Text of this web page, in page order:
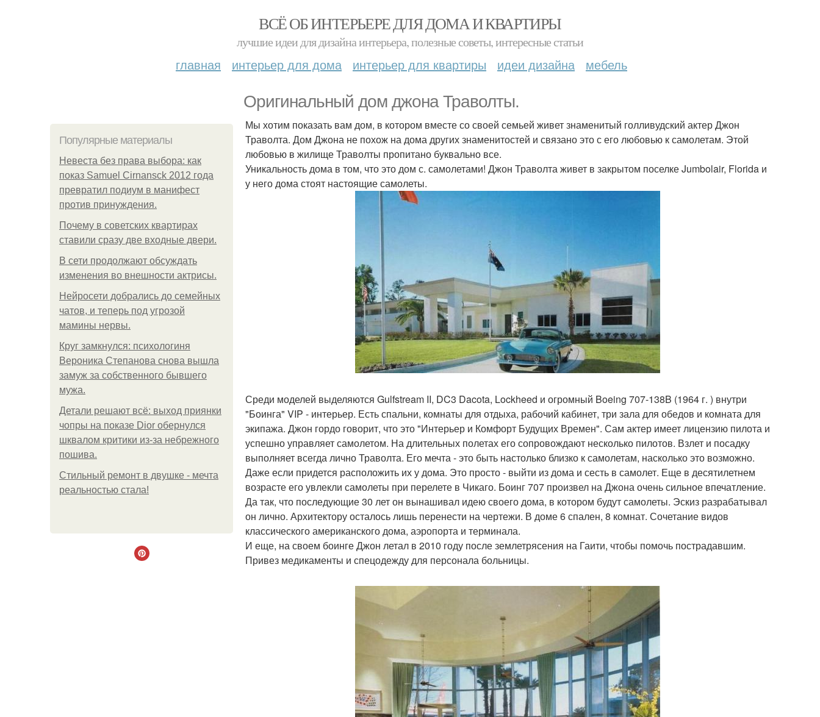
ВСЁ ОБ ИНТЕРЬЕРЕ ДЛЯ ДОМА И КВАРТИРЫ
лучшие идеи для дизайна интерьера, полезные советы, интересные статьи
главная интерьер для дома интерьер для квартиры идеи дизайна мебель
Оригинальный дом джона Траволты.
Популярные материалы
Невеста без права выбора: как
показ Samuel Cirnansck 2012 года
превратил подиум в манифест
против принуждения.
Почему в советских квартирах
ставили сразу две входные двери.
В сети продолжают обсуждать
изменения во внешности актрисы.
Нейросети добрались до семейных
чатов, и теперь под угрозой
мамины нервы.
Круг замкнулся: психологиня
Вероника Степанова снова вышла
замуж за собственного бывшего
мужа.
Детали решают всё: выход приянки
чопры на показе Dior обернулся
шквалом критики из-за небрежного
пошива.
Стильный ремонт в двушке - мечта
реальностью стала!
Мы хотим показать вам дом, в котором вместе со своей семьей живет знаменитый голливудский актер Джон
Траволта. Дом Джона не похож на дома других знаменитостей и связано это с его любовью к самолетам. Этой
любовью в жилище Траволты пропитано буквально все.
Уникальность дома в том, что это дом с. самолетами! Джон Траволта живет в закрытом поселке Jumbolair, Florida и
у него дома стоят настоящие самолеты.
Среди моделей выделяются Gulfstream II, DC3 Dacota, Lockheed и огромный Boeing 707-138B (1964 г. ) внутри
"Боинга" VIP - интерьер. Есть спальни, комнаты для отдыха, рабочий кабинет, три зала для обедов и комната для
экипажа. Джон гордо говорит, что это "Интерьер и Комфорт Будущих Времен". Сам актер имеет лицензию пилота и
успешно управляет самолетом. На длительных полетах его сопровождают несколько пилотов. Взлет и посадку
выполняет всегда лично Траволта. Его мечта - это быть настолько близко к самолетам, насколько это возможно.
Даже если придется расположить их у дома. Это просто - выйти из дома и сесть в самолет. Еще в десятилетнем
возрасте его увлекли самолеты при перелете в Чикаго. Боинг 707 произвел на Джона очень сильное впечатление.
Да так, что последующие 30 лет он вынашивал идею своего дома, в котором будут самолеты. Эскиз разрабатывал
он лично. Архитектору осталось лишь перенести на чертежи. В доме 6 спален, 8 комнат. Сочетание видов
классического американского дома, аэропорта и терминала.
И еще, на своем боинге Джон летал в 2010 году после землетрясения на Гаити, чтобы помочь пострадавшим.
Привез медикаменты и спецодежду для персонала больницы.